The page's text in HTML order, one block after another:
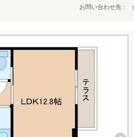
お問い合わせ先